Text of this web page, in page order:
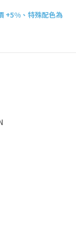
+5%、特殊配色為